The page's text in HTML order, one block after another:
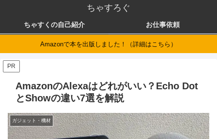
ちゃすろぐ
ちゃすくの自己紹介 お仕事依頼
Amazonで本を出版しました！（詳細はこちら）
PR
AmazonのAlexaはどれがいい？Echo Dot
とShowの違い7選を解説
ガジェット・機材